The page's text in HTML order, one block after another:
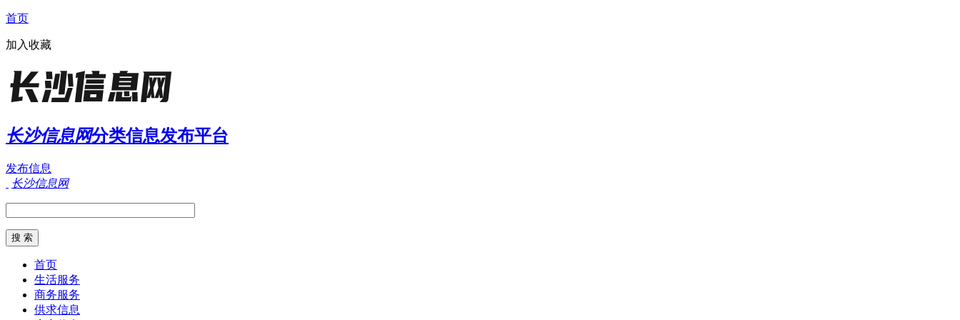
首页
加入收藏
长沙信息网分类信息发布平台
发布信息
长沙信息网
首页
生活服务
商务服务
供求信息